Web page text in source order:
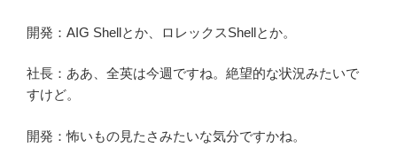
開発：AIG Shellとか、ロレックスShellとか。
社長：ああ、全英は今週ですね。絶望的な状況みたいで
すけど。
開発：怖いもの見たさみたいな気分ですかね。